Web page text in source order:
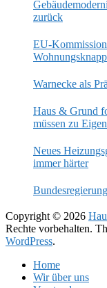
zurück
EU-
Warnecke als
Haus & Grund
müssen zu
Neues
immer härter
Copyright © 2026
Rechte vorbehalten.
WordPress.
Home
Wir über uns